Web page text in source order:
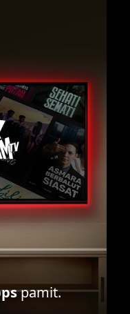
pamit.